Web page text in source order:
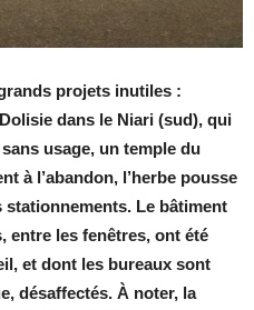
projets inutiles :
dans le Niari (sud), qui
usage, un temple du
à l’abandon, l’herbe pousse
Le bâtiment
entre les fenêtres, ont été
et dont les bureaux sont
désaffectés. À noter, la